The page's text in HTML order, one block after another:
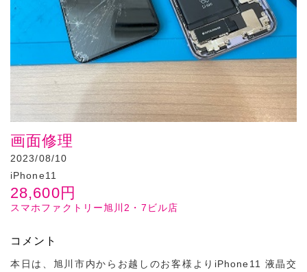
画面修理
2023/08/10
iPhone11
28,600 円
スマホファクトリー旭川2・7ビル店
コメント
本日は、旭川市内からお越しのお客様よりiPhone11 液晶交